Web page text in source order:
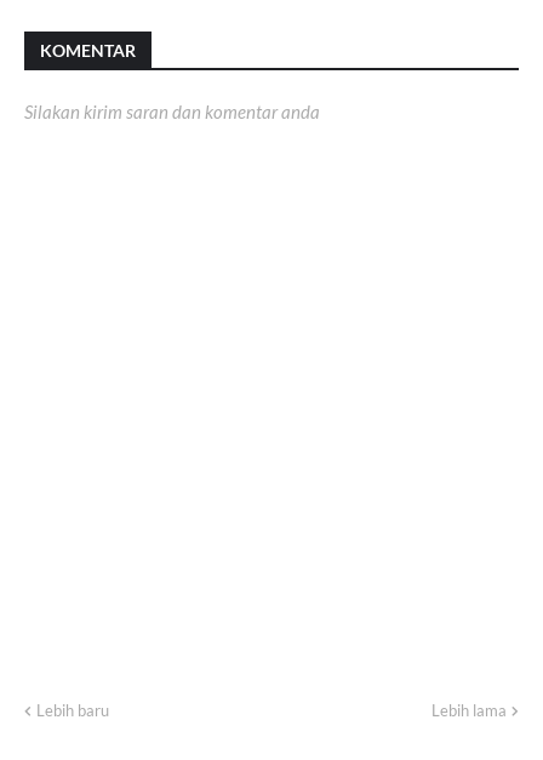
KOMENTAR
Silakan kirim saran dan komentar anda
Lebih baru Lebih lama